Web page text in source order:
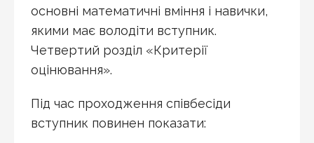
основні математичні вміння і навички,
якими має володіти вступник.
Четвертий розділ «Критерії
оцінювання».
Під час проходження співбесіди
вступник повинен показати: